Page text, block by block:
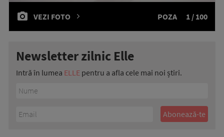
VEZI FOTO POZA 1 / 100
Newsletter zilnic Elle
Intră în lumea ELLE pentru a afla cele mai noi știri.